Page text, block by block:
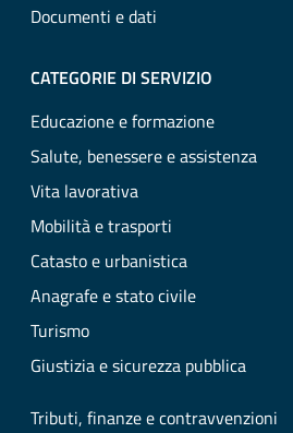
Documenti e dati
CATEGORIE DI SERVIZIO
Educazione e formazione
Salute, benessere e assistenza
Vita lavorativa
Mobilità e trasporti
Catasto e urbanistica
Anagrafe e stato civile
Turismo
Giustizia e sicurezza pubblica
Tributi, finanze e contravvenzioni